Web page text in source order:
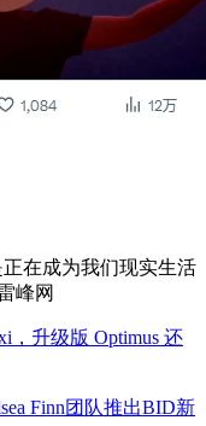
在成为我们现实生活
峰网
，升级版 Optimus 还
Finn团队推出BID新